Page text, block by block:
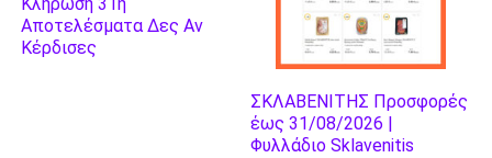
Κλήρωση 31η
Αποτελέσματα Δες Αν
Κέρδισες
ΣΚΛΑΒΕΝΙΤΗΣ Προσφορές
έως 31/08/2026 |
Φυλλάδιο Sklavenitis